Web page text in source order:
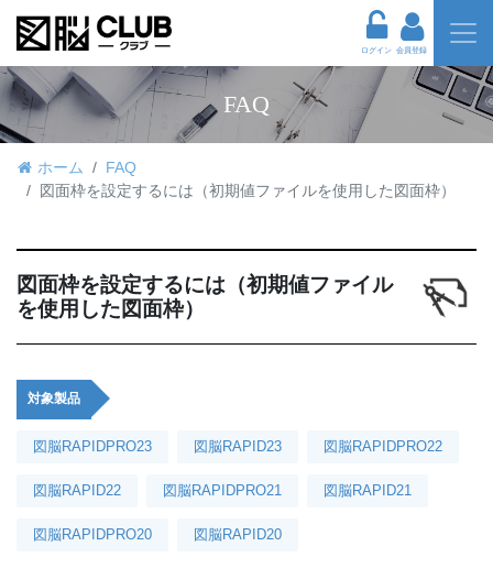
ログイン 会員登録
FAQ
ホーム
FAQ
図面枠を設定するには（初期値ファイルを使用した図面枠）
図面枠を設定するには（初期値ファイル
を使用した図面枠）
対象製品
図脳RAPIDPRO23 図脳RAPID23 図脳RAPIDPRO22
図脳RAPID22 図脳RAPIDPRO21 図脳RAPID21
図脳RAPIDPRO20 図脳RAPID20